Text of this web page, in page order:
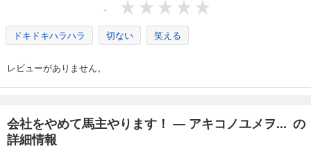
-
ドキドキハラハラ 切ない 笑える
レビューがありません。
会社をやめて馬主やります！ ― アキコノユメヲ... の
詳細情報